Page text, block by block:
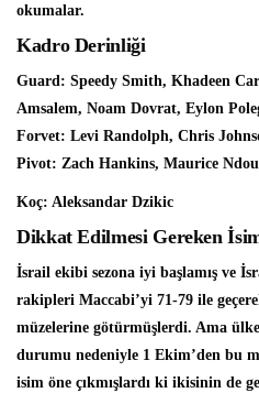
okumalar.
Kadro Derinliği
Guard: Speedy Smith, Khadeen
Amsalem, Noam Dovrat, Eylon
Forvet: Levi Randolph, Chris
Pivot: Zach Hankins, Maurice
Koç: Aleksandar Dzikic
Dikkat Edilmesi Gereken
İsrail ekibi sezona iyi başlamış ve
rakipleri Maccabi’yi 71-79 ile
müzelerine götürmüşlerdi. Ama
durumu nedeniyle 1 Ekim’den bu
isim öne çıkmışlardı ki ikisinin de